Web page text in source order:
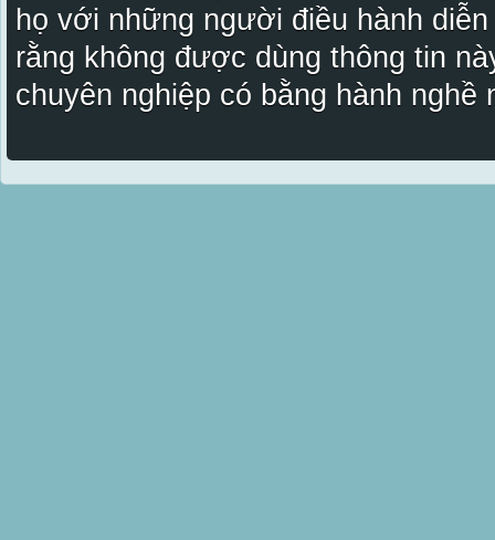
họ với những người điều hành
rằng không được dùng thông tin
chuyên nghiệp có bằng hành